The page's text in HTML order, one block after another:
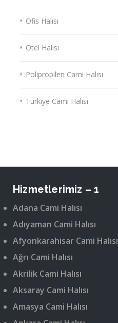
Ofis Halısı
Otel Halısı
Polipropilen Cami Halısı
Türkiye Cami Halısı
Hizmetlerimiz – 1
Adana Cami Halısı
Adıyaman Cami Halısı
Afyonkarahisar Cami Halısı
Ağrı Cami Halısı
Akrilik Cami Halısı
Aksaray Cami Halısı
Amasya Cami Halısı